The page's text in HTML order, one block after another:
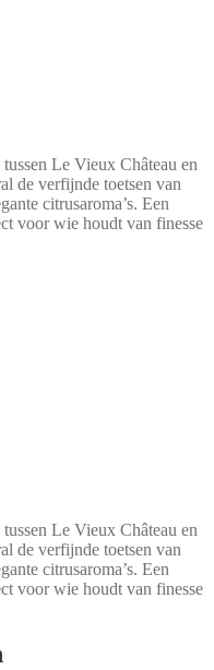
Le Vieux Château en
de verfijnde toetsen van
citrusaroma’s. Een
voor wie houdt van finesse
Le Vieux Château en
de verfijnde toetsen van
citrusaroma’s. Een
voor wie houdt van finesse